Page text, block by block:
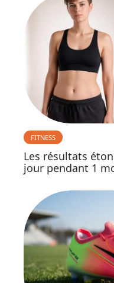
FITNESS
Les résultats
jour pendant 1